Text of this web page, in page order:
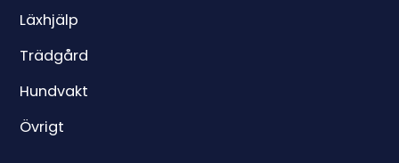
Läxhjälp
Trädgård
Hundvakt
Övrigt